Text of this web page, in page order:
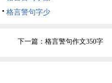
务实为民好比功积如山德载
格言警句字少
下一篇：格言警句作文350字